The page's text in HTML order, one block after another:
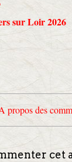
sur Loir 2026
propos des
cet